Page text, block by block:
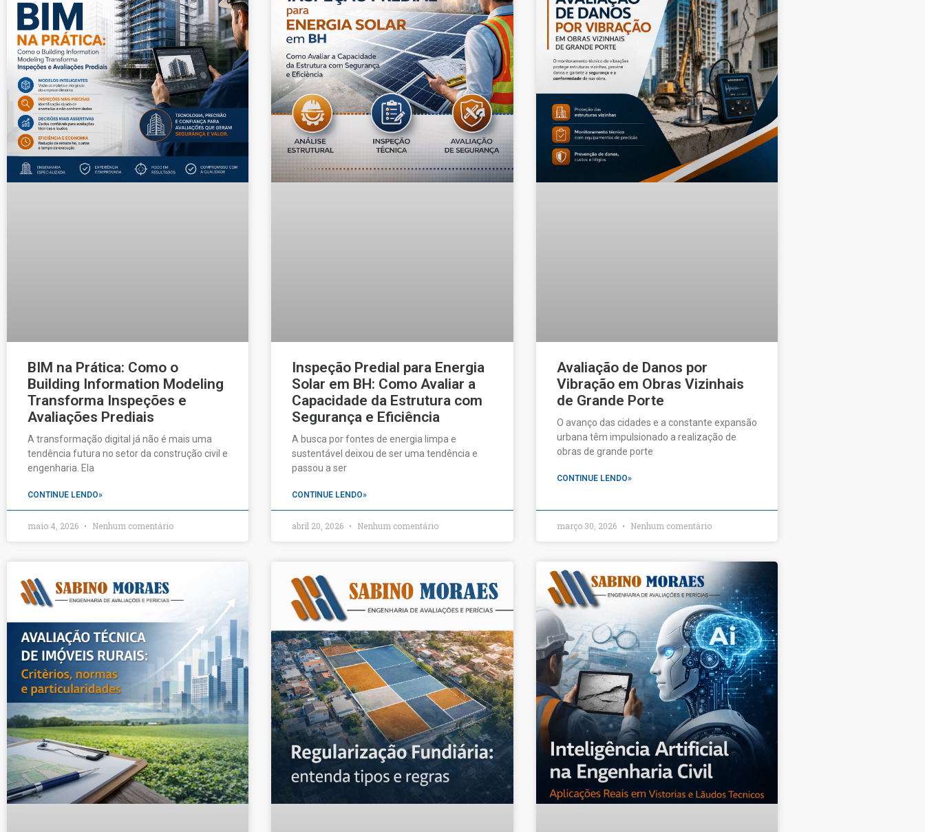
BIM na Prática: Como o
Building Information Modeling
Transforma Inspeções e
Avaliações Prediais
A transformação digital já não é mais uma
tendência futura no setor da construção civil e
engenharia. Ela
CONTINUE LENDO»
maio 4, 2026 Nenhum comentário
Inspeção Predial para Energia
Solar em BH: Como Avaliar a
Capacidade da Estrutura com
Segurança e Eficiência
A busca por fontes de energia limpa e
sustentável deixou de ser uma tendência e
passou a ser
CONTINUE LENDO»
abril 20, 2026 Nenhum comentário
Avaliação de Danos por
Vibração em Obras Vizinhais
de Grande Porte
O avanço das cidades e a constante expansão
urbana têm impulsionado a realização de
obras de grande porte
CONTINUE LENDO»
março 30, 2026 Nenhum comentário